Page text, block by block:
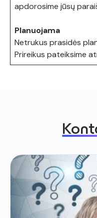
apdorosime jūsų
Planuojama
Netrukus prasidės
Prireikus pateiksime